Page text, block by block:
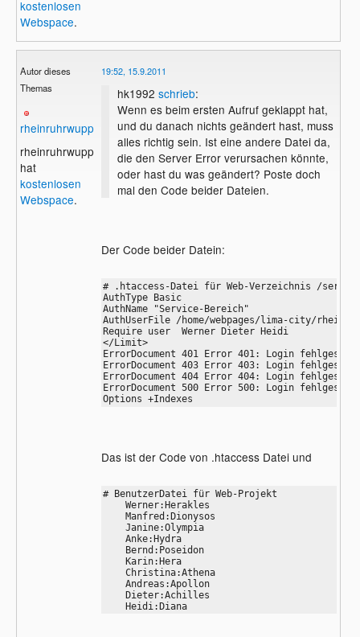
kostenlosen
Webspace.
Autor dieses
Themas
rheinruhrwupper
rheinruhrwupper
hat
kostenlosen
Webspace.
19:52, 15.9.2011
hk1992 schrieb:
Wenn es beim ersten Aufruf geklappt hat,
und du danach nichts geändert hast, muss
alles richtig sein. Ist eine andere Datei da,
die den Server Error verursachen könnte,
oder hast du was geändert? Poste doch
mal den Code beider Dateien.
Der Code beider Datein:
# .htaccess-Datei für Web-Verzeichnis /
AuthType Basic
AuthName "Service-Bereich"
AuthUserFile /home/webpages/lima-city/
Require user  Werner Dieter Heidi
</Limit>
ErrorDocument 401 Error 401: Login
ErrorDocument 403 Error 403: Login
ErrorDocument 404 Error 404: Login
ErrorDocument 500 Error 500: Login
Options +Indexes
Das ist der Code von .htaccess Datei und
# BenutzerDatei für Web-Projekt
    Werner:Herakles
    Manfred:Dionysos
    Janine:Olympia
    Anke:Hydra
    Bernd:Poseidon
    Karin:Hera
    Christina:Athena
    Andreas:Apollon
    Dieter:Achilles
    Heidi:Diana